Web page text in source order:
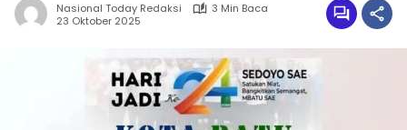
Nasional Today Redaksi
3 Min Baca
23 Oktober 2025